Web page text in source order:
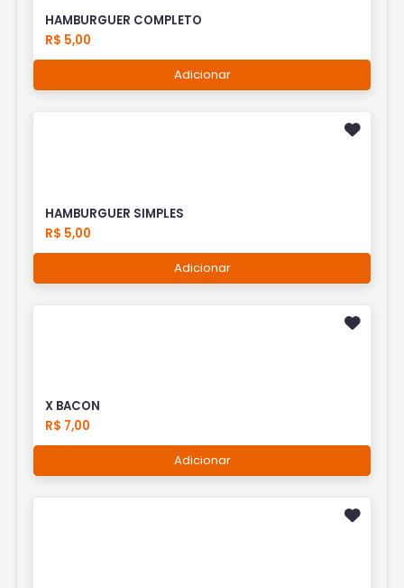
HAMBURGUER COMPLETO
R$ 5,00
Adicionar
HAMBURGUER SIMPLES
R$ 5,00
Adicionar
X BACON
R$ 7,00
Adicionar